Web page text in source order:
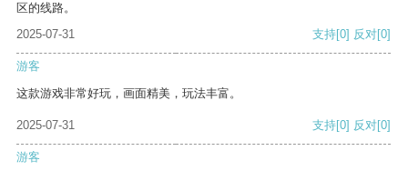
区的线路。
2025-07-31
支持[0] 反对[0]
游客
这款游戏非常好玩，画面精美，玩法丰富。
2025-07-31 支持[0] 反对[0]
游客